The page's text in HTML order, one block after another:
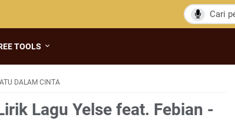
TOOLS
DALAM CINTA
Lagu Yelse feat. Febian -